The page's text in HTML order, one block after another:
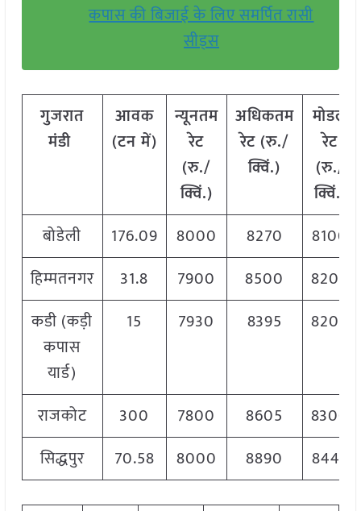
कपास की बिजाई के लिए समर्पित रासी
सीड्स
गुजरात
मंडी
आवक
(टन में)
न्यूनतम
रेट
(रु./
क्विं.)
अधिकतम
रेट (रु./
क्विं.)
मोडल
रेट
(रु./
क्विं.)
बोडेली
176.09 8000 8270
8100
हिम्मतनगर
31.8 7900 8500
8200
कडी (कड़ी
कपास
यार्ड)
15 7930 8395 8200
राजकोट 300 7800 8605
8300
सिद्धपुर
70.58 8000 8890 8445